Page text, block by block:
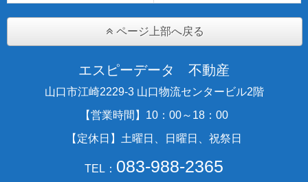
ページ上部へ戻る
エスピーデータ 不動産
山口市江崎2229-3 山口物流センタービル2階
【営業時間】10：00～18：00
【定休日】土曜日、日曜日、祝祭日
TEL： 083-988-2365